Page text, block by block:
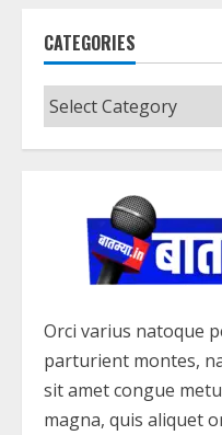
CATEGORIES
Categories
Orci varius natoque
parturient montes,
sit amet congue
magna, quis aliquet